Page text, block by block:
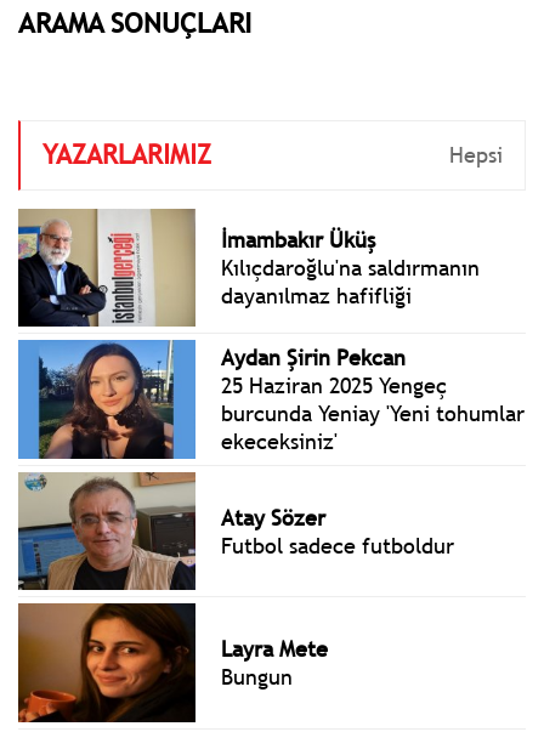
ARAMA SONUÇLARI
YAZARLARIMIZ Hepsi
İmambakır Üküş
Kılıçdaroğlu'na saldırmanın
dayanılmaz hafifliği
Aydan Şirin Pekcan
25 Haziran 2025 Yengeç
burcunda Yeniay 'Yeni tohumlar
ekeceksiniz'
Atay Sözer
Futbol sadece futboldur
Layra Mete
Bungun